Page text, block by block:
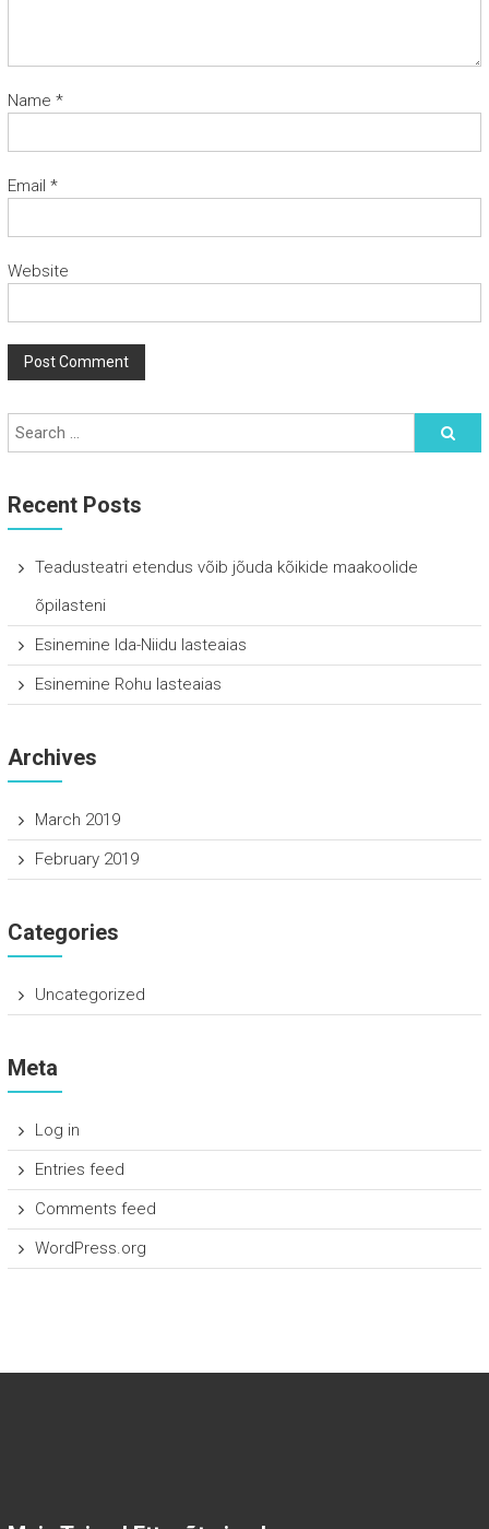
Name *
Email *
Website
Recent Posts
Teadusteatri etendus võib jõuda kõikide maakoolide
õpilasteni
Esinemine Ida-Niidu lasteaias
Esinemine Rohu lasteaias
Archives
March 2019
February 2019
Categories
Uncategorized
Meta
Log in
Entries feed
Comments feed
WordPress.org